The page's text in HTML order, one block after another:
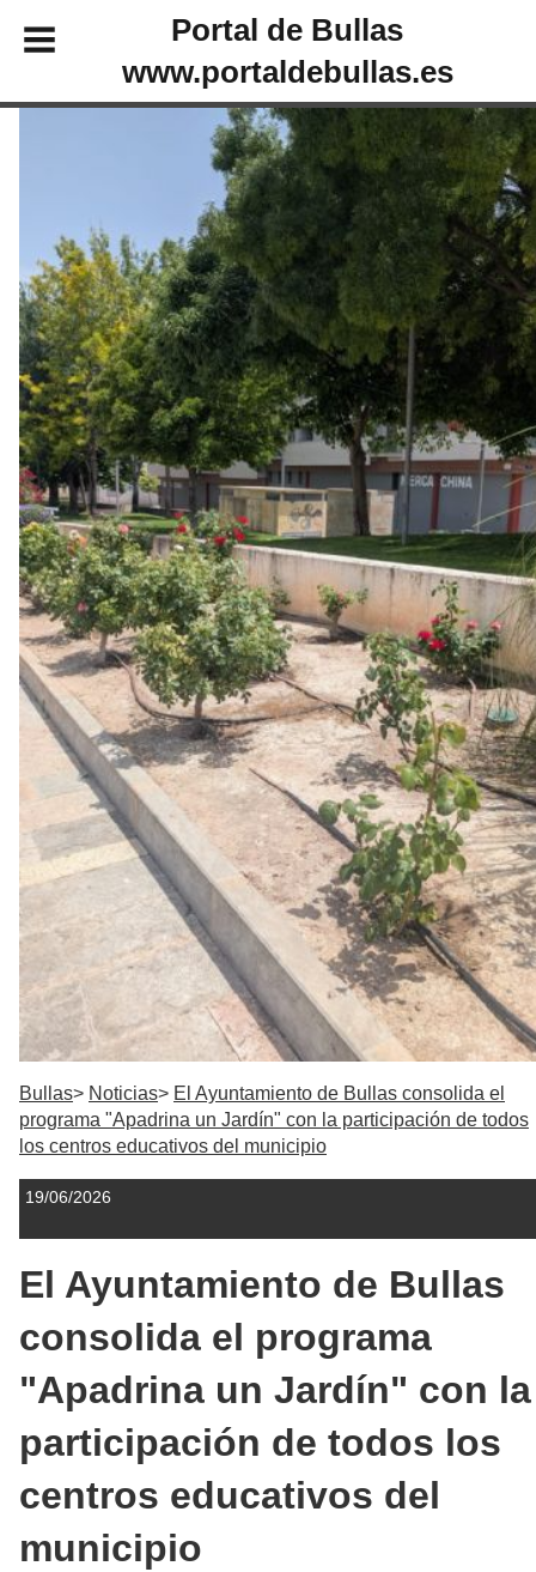
Portal de Bullas
www.portaldebullas.es
Bullas Noticias
El Ayuntamiento de Bullas consolida el
programa "Apadrina un Jardín" con la participación de todos
los centros educativos del municipio
19/06/2026
El Ayuntamiento de Bullas
consolida el programa
"Apadrina un Jardín" con la
participación de todos los
centros educativos del
municipio